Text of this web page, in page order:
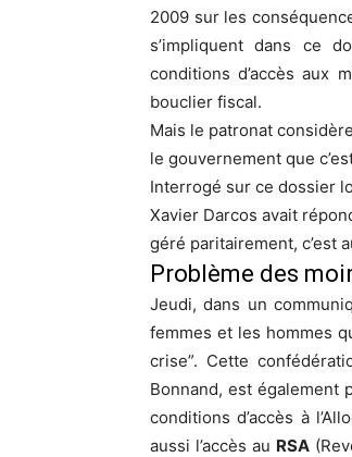
2009 sur les
s’impliquent dans ce
conditions d’accès aux
bouclier fiscal.
Mais le patronat
le gouvernement que
Interrogé sur ce dossier
Xavier Darcos avait
géré paritairement, c’est
Problème des
Jeudi, dans un
femmes et les hommes
crise”. Cette
Bonnand, est également
conditions d’accès à
aussi l’accès au RSA